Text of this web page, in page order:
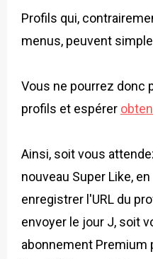
Profils qui,
menus, peuvent
Vous ne pourrez donc
profils et espérer
Ainsi, soit vous
nouveau Super Like,
enregistrer l'URL du
envoyer le jour J, soit
abonnement Premium